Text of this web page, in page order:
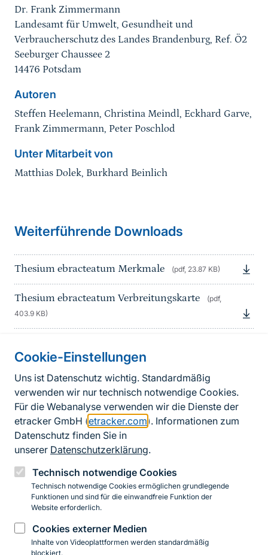
Cookie-Einstellungen
Uns ist Datenschutz wichtig. Standardmäßig
verwenden wir nur technisch notwendige Cookies.
Für die Webanalyse verwenden wir die Dienste der
etracker GmbH (etracker.com ). Informationen zum
Datenschutz finden Sie in
unserer Datenschutzerklärung.
Technisch notwendige Cookies
Technisch notwendige Cookies ermöglichen grundlegende
Funktionen und sind für die einwandfreie Funktion der
Website erforderlich.
Cookies externer Medien
Inhalte von Videoplattformen werden standardmäßig
blockiert.
Dr. Frank Zimmermann
Landesamt für Umwelt, Gesundheit und
Verbraucherschutz des Landes Brandenburg, Ref. Ö2
Seeburger Chaussee 2
14476 Potsdam
Autoren
Steffen Heelemann, Christina Meindl, Eckhard Garve,
Frank Zimmermann, Peter Poschlod
Unter Mitarbeit von
Matthias Dolek, Burkhard Beinlich
Weiterführende Downloads
Thesium ebracteatum Merkmale (pdf, 23.87 KB)
Thesium ebracteatum Verbreitungskarte
(pdf,
403.9 KB)
ebracteatum (pdf, 27.03 KB)
Informationen zur Seite
FußzeileKontakt zum BfN
Erklärung zur Barrierefreiheit
Datenschutz